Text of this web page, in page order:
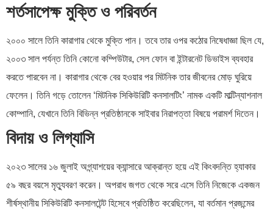
শর্তসাপেক্ষ মুক্তি ও পরিবর্তন
২০০০ সালে তিনি কারাগার থেকে মুক্তি পান। তবে তার ওপর কঠোর নিষেধাজ্ঞা ছিল যে,
২০০৩ সাল পর্যন্ত তিনি কোনো কম্পিউটার, সেল ফোন বা ইন্টারনেট ডিভাইস ব্যবহার
করতে পারবেন না। কারাগার থেকে বের হওয়ার পর মিটনিক তার জীবনের মোড় ঘুরিয়ে
ফেলেন। তিনি গড়ে তোলেন ‘মিটনিক সিকিউরিটি কনসালটিং’ নামক একটি মাল্টিন্যাশনাল
কোম্পানি, যেখানে তিনি বিভিন্ন প্রতিষ্ঠানকে সাইবার নিরাপত্তা বিষয়ে পরামর্শ দিতেন।
বিদায় ও লিগ্যাসি
২০২৩ সালের ১৬ জুলাই অগ্ন্যাশয়ের ক্যান্সারে আক্রান্ত হয়ে এই কিংবদন্তি হ্যাকার
৫৯ বছর বয়সে মৃত্যুবরণ করেন। অপরাধ জগত থেকে সরে এসে তিনি নিজেকে একজন
শীর্ষস্থানীয় সিকিউরিটি কনসালটেন্ট হিসেবে প্রতিষ্ঠিত করেছিলেন, যা বর্তমান প্রজন্মের